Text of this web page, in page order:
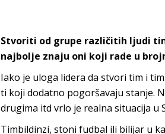
Stvoriti od grupe različitih ljudi
najbolje znaju oni koji rade u
Iako je uloga lidera da stvori tim i
ti koji dodatno pogoršavaju stanje.
drugima itd vrlo je realna situacija u
Timbildinzi, stoni fudbal ili bilijar u